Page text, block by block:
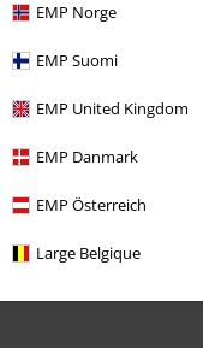
EMP Norge
EMP Suomi
EMP United Kingdom
EMP Danmark
EMP Österreich
Large Belgique
19,99 €